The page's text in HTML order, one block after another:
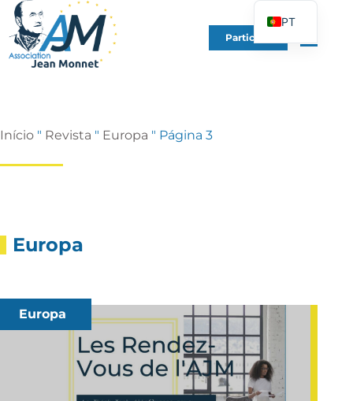
Participe
Início " Revista " Europa " Página 3
Europa
Europa
PT
FR